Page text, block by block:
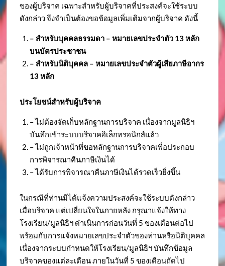
ของผู้บริจาค เฉพาะสำหรับผู้บริจาคที่ประสงค์จะใช้ระบบ
ดังกล่าว จึงจำเป็นต้องขอข้อมูลเพิ่มเติมจากผู้บริจาค ดังนี้
– สำหรับบุคคลธรรมดา – หมายเลขประจำตัว 13 หลัก
บนบัตรประชาชน
– สำหรับนิติบุคคล – หมายเลขประจำตัวผู้เสียภาษีอากร
13 หลัก
ประโยชน์สำหรับผู้บริจาค
– ไม่ต้องจัดเก็บหลักฐานการบริจาค เนื่องจากมูลนิธิฯ
บันทึกเข้าระบบบริจาคอิเล็กทรอนิกส์แล้ว
– ไม่ถูกเจ้าหน้าที่ขอหลักฐานการบริจาคเพื่อประกอบ
การพิจารณาคืนภาษีเงินได้
– ได้รับการพิจารณาคืนภาษีเงินได้รวดเร็วยิ่งขึ้น
ในกรณีที่ท่านมิได้แจ้งความประสงค์จะใช้ระบบดังกล่าว
เมื่อบริจาค แต่เปลี่ยนใจในภายหลัง กรุณาแจ้งให้ทาง
โรงเรียน/มูลนิธิฯ ดำเนินการก่อนวันที่ 5 ของเดือนต่อไป
พร้อมกับการแจ้งหมายเลขประจำตัวของท่านหรือนิติบุคคล
เนื่องจากระบบกำหนดให้โรงเรียน/มูลนิธิฯ บันทึกข้อมูล
บริจาคของแต่ละเดือน ภายในวันที่ 5 ของเดือนถัดไป